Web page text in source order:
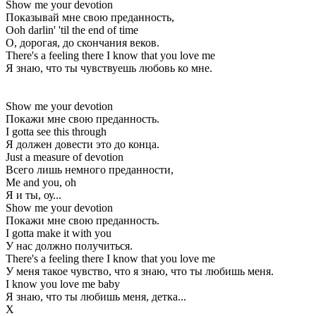
Show me your devotion
Показывай мне свою преданность,
Ooh darlin' 'til the end of time
О, дорогая, до скончания веков.
There's a feeling there I know that you love me
Я знаю, что ты чувствуешь любовь ко мне.
Show me your devotion
Покажи мне свою преданность.
I gotta see this through
Я должен довести это до конца.
Just a measure of devotion
Всего лишь немного преданности,
Me and you, oh
Я и ты, оу...
Show me your devotion
Покажи мне свою преданность.
I gotta make it with you
У нас должно получиться.
There's a feeling there I know that you love me
У меня такое чувство, что я знаю, что ты любишь меня.
I know you love me baby
Я знаю, что ты любишь меня, детка...
Х